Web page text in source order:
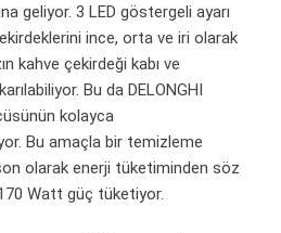
geliyor. 3 LED göstergeli ayarı
ince, orta ve iri olarak
kahve çekirdeği kabı ve
Bu da DELONGHI
kolayca
Bu amaçla bir temizleme
olarak enerji tüketiminden söz
Watt güç tüketiyor.